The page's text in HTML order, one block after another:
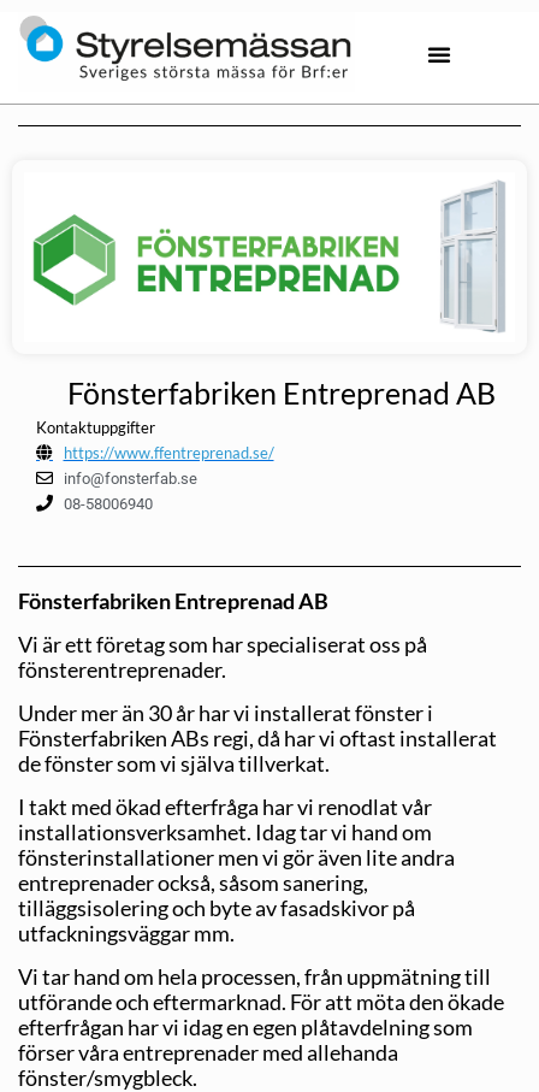
Fönsterfabriken Entreprenad AB
Kontaktuppgifter
https://www.ffentreprenad.se/
info@fonsterfab.se
08-58006940
Fönsterfabriken Entreprenad AB
Vi är ett företag som har specialiserat oss på
fönsterentreprenader.
Under mer än 30 år har vi installerat fönster i
Fönsterfabriken ABs regi, då har vi oftast installerat
de fönster som vi själva tillverkat.
I takt med ökad efterfråga har vi renodlat vår
installationsverksamhet. Idag tar vi hand om
fönsterinstallationer men vi gör även lite andra
entreprenader också, såsom sanering,
tilläggsisolering och byte av fasadskivor på
utfackningsväggar mm.
Vi tar hand om hela processen, från uppmätning till
utförande och eftermarknad. För att möta den ökade
efterfrågan har vi idag en egen plåtavdelning som
förser våra entreprenader med allehanda
fönster/smygbleck.